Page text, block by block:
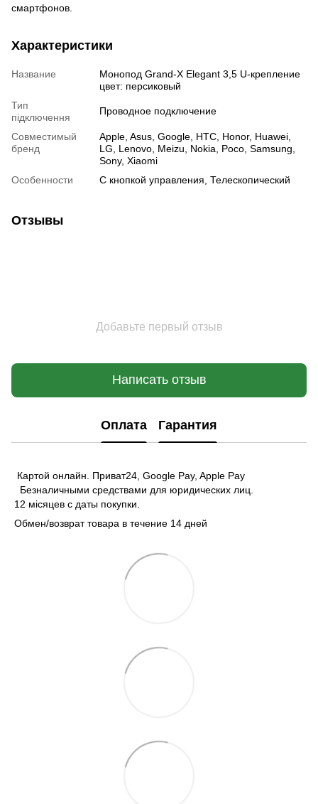
смартфонов.
Характеристики
Название
Монопод Grand-X Elegant 3,5 U-крепление
цвет: персиковый
Тип
підключення
Проводное подключение
Совместимый
бренд
Apple, Asus, Google, HTC, Honor, Huawei,
LG, Lenovo, Meizu, Nokia, Poco, Samsung,
Sony, Xiaomi
Особенности
С кнопкой управления, Телескопический
Отзывы
Добавьте первый отзыв
Написать отзыв
Оплата Гарантия
Картой онлайн. Приват24, Google Pay, Apple Pay
Безналичными средствами для юридических лиц.
12 місяцев с даты покупки.
Обмен/возврат товара в течение 14 дней